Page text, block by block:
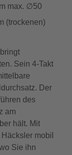
max. ∅50
(trockenen)
Sein 4-Takt
Der
des
am
hält. Mit
mobil
Sie ihn